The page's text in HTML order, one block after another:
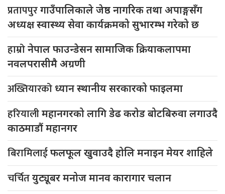
प्रतापपुरगाउँपालिकाले जेष्ठ नागरिक तथा अपाङ्गसँग
अध्यक्ष स्वास्थ्य सेवा कार्यक्रमको सुभारम्भ गरेको छ
हाम्रोनेपाल फाउन्डेसन सामाजिक क्रियाकलापमा
नवलपरासीमै अग्रणी
अख्तियारको ध्यान स्थानीय सरकारको फाइलमा
हरियालीमहानगरको लागि डेढ करोड बोटबिरुवा लगाउदै
काठमाडौं महानगर
बिरामिलाईफलफूल खुवाउदै होलि मनाइन मेयर शाहिले
चर्चितयुट्यूबर मनोज मानव कारागार चलान